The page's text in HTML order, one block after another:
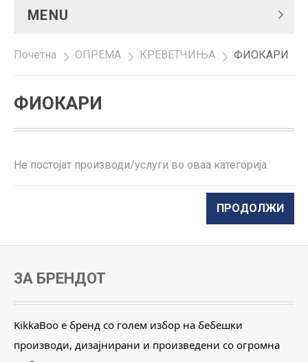
MENU
Почетна » ОПРЕМА » КРЕВЕТЧИЊА » ФИОКАРИ
ФИОКАРИ
Не постојат производи/услуги во оваа категорија.
ПРОДОЛЖИ
ЗА БРЕНДОТ
KikkaBoo е бренд со голем избор на бебешки
производи, дизајнирани и произведени со огромна